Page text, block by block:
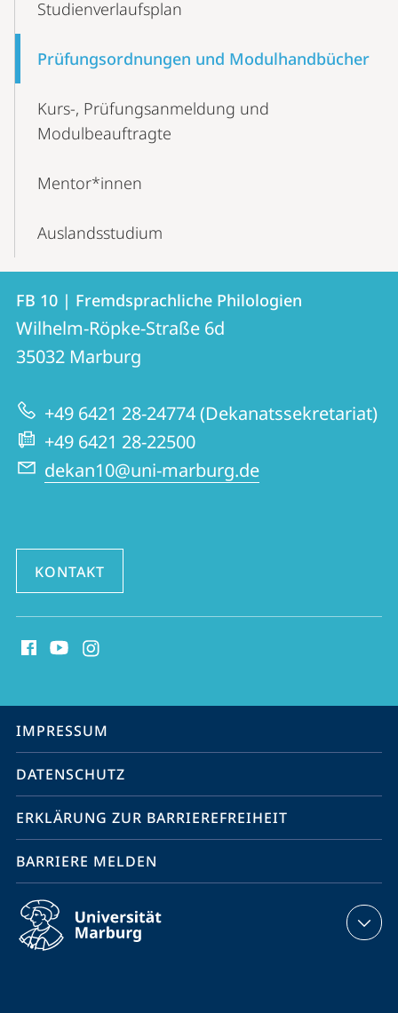
Studienverlaufsplan
Prüfungsordnungen und Modulhandbücher
Kurs-, Prüfungsanmeldung und
Modulbeauftragte
Mentor*innen
Auslandsstudium
Kontakt
und
Informationen
zur
Website
Kontaktinformationen
FB
10
|
Fremdsprachliche
Philologien
FB 10 | Fremdsprachliche Philologien
Wilhelm-Röpke-Straße 6d
35032 Marburg
+49 6421 28-24774 (Dekanatssekretariat)
+49 6421 28-22500
dekan10@uni-marburg.de
KONTAKT
Media
Service-
Navigation
IMPRESSUM
DATENSCHUTZ
ERKLÄRUNG ZUR BARRIEREFREIHEIT
BARRIERE MELDEN